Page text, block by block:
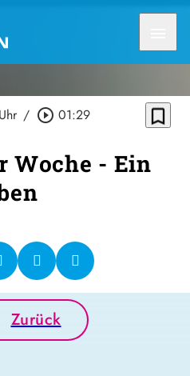
/ play_circle_outline 01:29 bookmark_border
Woche - Ein
Zurück